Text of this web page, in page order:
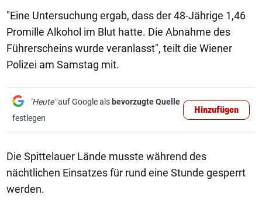
"Eine Untersuchung ergab, dass der 48-Jährige 1,46
Promille Alkohol im Blut hatte. Die Abnahme des
Führerscheins wurde veranlasst", teilt die Wiener
Polizei am Samstag mit.
"Heute"auf Google als bevorzugte Quelle
festlegen
Hinzufügen
Die Spittelauer Lände musste während des
nächtlichen Einsatzes für rund eine Stunde gesperrt
werden.